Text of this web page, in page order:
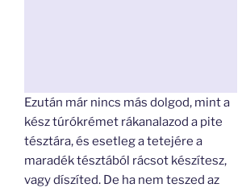
Ezután már nincs más dolgod, mint a
kész túrókrémet rákanalazod a pite
tésztára, és esetleg a tetejére a
maradék tésztából rácsot készítesz,
vagy díszíted. De ha nem teszed az